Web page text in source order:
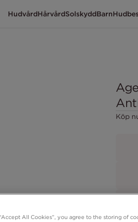
HudvårdHårvårdSolskyddBarn
Köp
All Cookies”, you agree to the storing of